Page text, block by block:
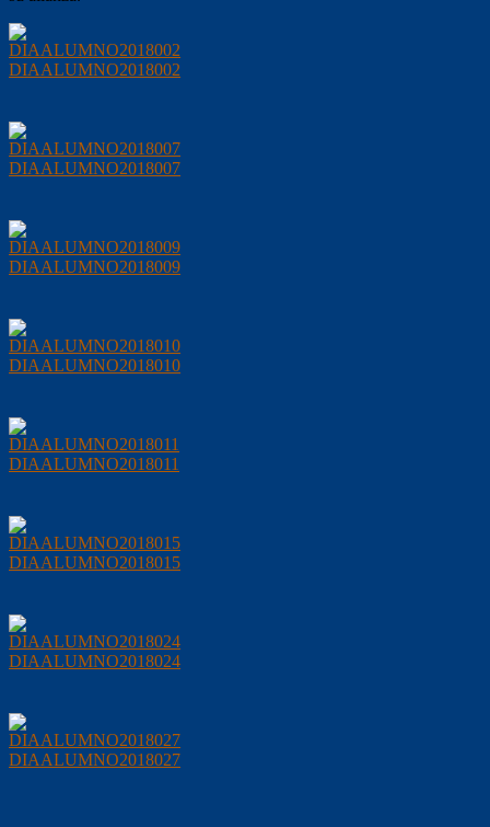
DIAALUMNO2018002
DIAALUMNO2018007
DIAALUMNO2018009
DIAALUMNO2018010
DIAALUMNO2018011
DIAALUMNO2018015
DIAALUMNO2018024
DIAALUMNO2018027